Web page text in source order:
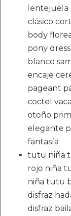
lentejuela
clásico
body
pony
blanco
encaje
pageant
coctel
otoño
elegante
fantasía
tutu niña
rojo niña
niña tutu
disfraz
disfraz